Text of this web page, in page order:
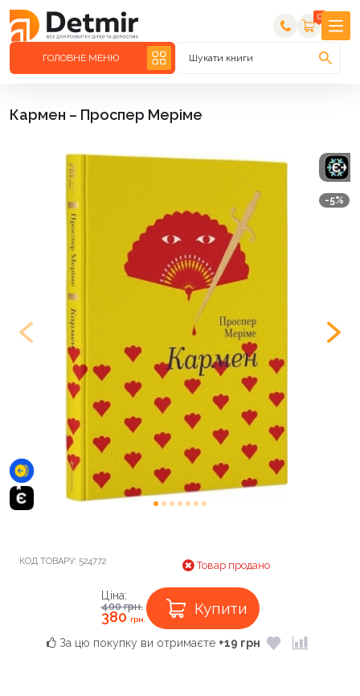
0
ГОЛОВНЕ МЕНЮ Шукати книги
Кармен – Проспер Меріме
-5%
КОД ТОВАРУ: 524772 Товар продано
Ціна:
400грн.
380грн.
Купити
За цю покупку ви отримаєте +19 грн